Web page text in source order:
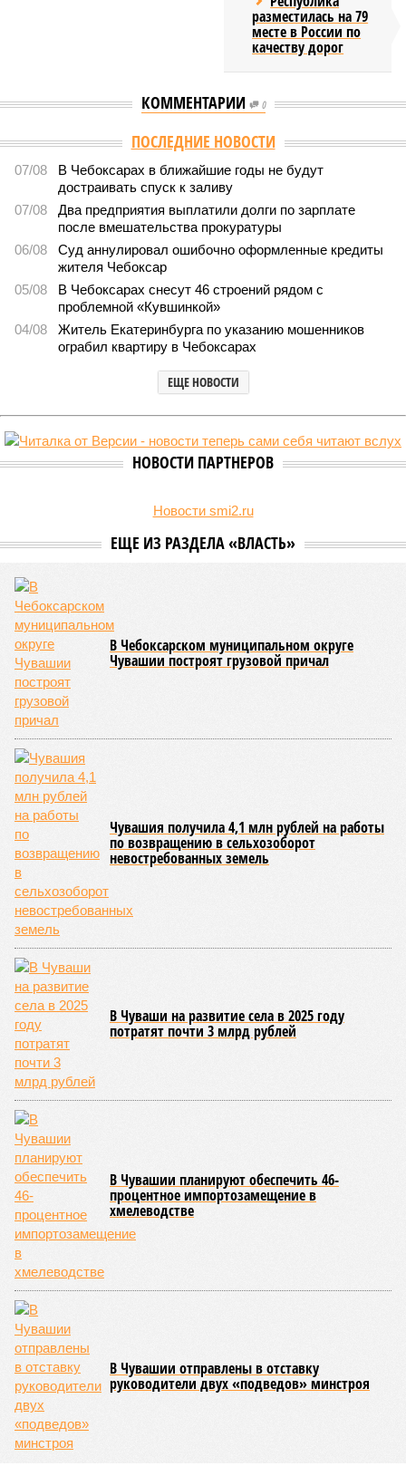
разместилась на 79
месте в России по
качеству дорог
КОММЕНТАРИИ 0
ПОСЛЕДНИЕ НОВОСТИ
07/08
В Чебоксарах в ближайшие годы не будут
достраивать спуск к заливу
07/08
Два предприятия выплатили долги по зарплате
после вмешательства прокуратуры
06/08
Суд аннулировал ошибочно оформленные кредиты
жителя Чебоксар
05/08
В Чебоксарах снесут 46 строений рядом с
проблемной «Кувшинкой»
04/08
Житель Екатеринбурга по указанию мошенников
ограбил квартиру в Чебоксарах
ЕЩЕ НОВОСТИ
НОВОСТИ ПАРТНЕРОВ
Новости smi2.ru
ЕЩЕ ИЗ РАЗДЕЛА «ВЛАСТЬ»
В Чебоксарском муниципальном округе
Чувашии построят грузовой причал
Чувашия получила 4,1 млн рублей на работы
по возвращению в сельхозоборот
невостребованных земель
В Чуваши на развитие села в 2025 году
потратят почти 3 млрд рублей
В Чувашии планируют обеспечить 46-
процентное импортозамещение в
хмелеводстве
В Чувашии отправлены в отставку
руководители двух «подведов» минстроя